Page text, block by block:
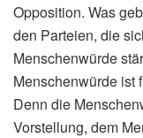
Opposition. Was
den Parteien, die
Menschenwürde
Menschenwürde ist
Denn die
Vorstellung, dem